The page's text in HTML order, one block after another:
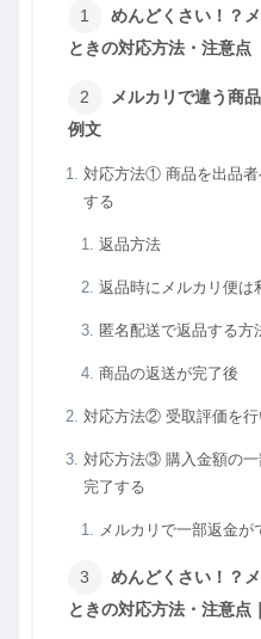
めんどくさい！？
ときの対応方法・注意点
メルカリで違う商
例文
対応方法① 商品を出品
する
返品方法
返品時にメルカリ便は
匿名配送で返品する方
商品の返送が完了後
対応方法② 受取評価を行
対応方法③ 購入金額の一
完了する
メルカリで一部返金が
めんどくさい！？
ときの対応方法・注意点